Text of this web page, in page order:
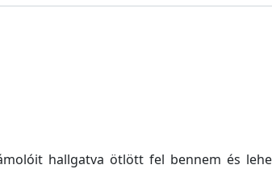
hallgatva ötlött fel bennem és